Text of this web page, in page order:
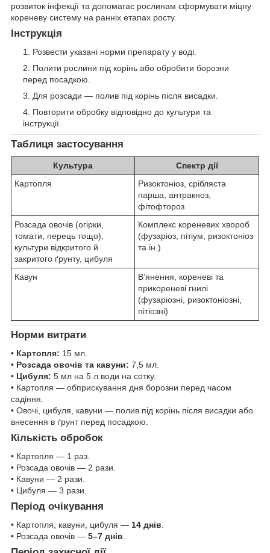
розвиток інфекції та допомагає рослинам сформувати міцну
кореневу систему на ранніх етапах росту.
Інструкція
Розвести указані норми препарату у воді.
Полити рослини під корінь або обробити борозни
перед посадкою.
Для розсади — полив під корінь після висадки.
Повторити обробку відповідно до культури та
інструкції.
Таблиця застосування
Культура
Спектр дії
Картопля
Ризоктоніоз, срібляста
парша, антракноз,
фітофтороз
Розсада овочів (огірки,
томати, перець тощо),
культури відкритого й
закритого ґрунту, цибуля
Комплекс кореневих хвороб
(фузаріоз, пітіум, ризоктоніоз
та ін.)
Кавун
В’янення, кореневі та
прикореневі гнилі
(фузаріозні, ризоктоніозні,
пітіозні)
Норми витрати
• Картопля: 15 мл.
• Розсада овочів та кавуни: 7,5 мл.
• Цибуля: 5 мл на 5 л води на сотку.
• Картопля — обприскування дня борозни перед часом
садіння.
• Овочі, цибуля, кавуни — полив під корінь після висадки або
внесення в ґрунт перед посадкою.
Кількість обробок
• Картопля — 1 раз.
• Розсада овочів — 2 рази.
• Кавуни — 2 рази.
• Цибуля — 3 рази.
Період очікування
• Картопля, кавуни, цибуля — 14 днів
• Розсада овочів — 5–7 днів